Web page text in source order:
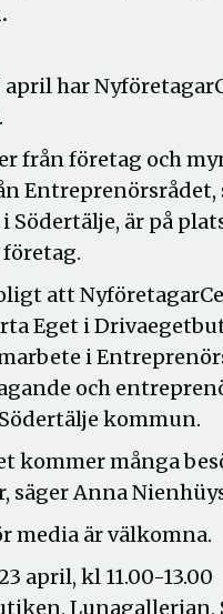
april har
från företag och
Entreprenörsrådet,
är på
att
Eget i
i
och
kommun.
kommer många
säger Anna
media är välkomna.
april, kl 11.00-13.00
Lunagallerian,